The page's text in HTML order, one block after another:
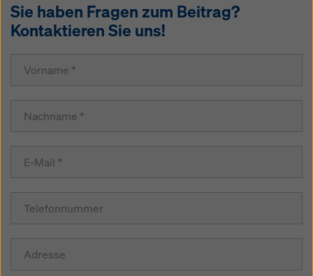
Sie haben Fragen zum Beitrag?
Kontaktieren Sie uns!